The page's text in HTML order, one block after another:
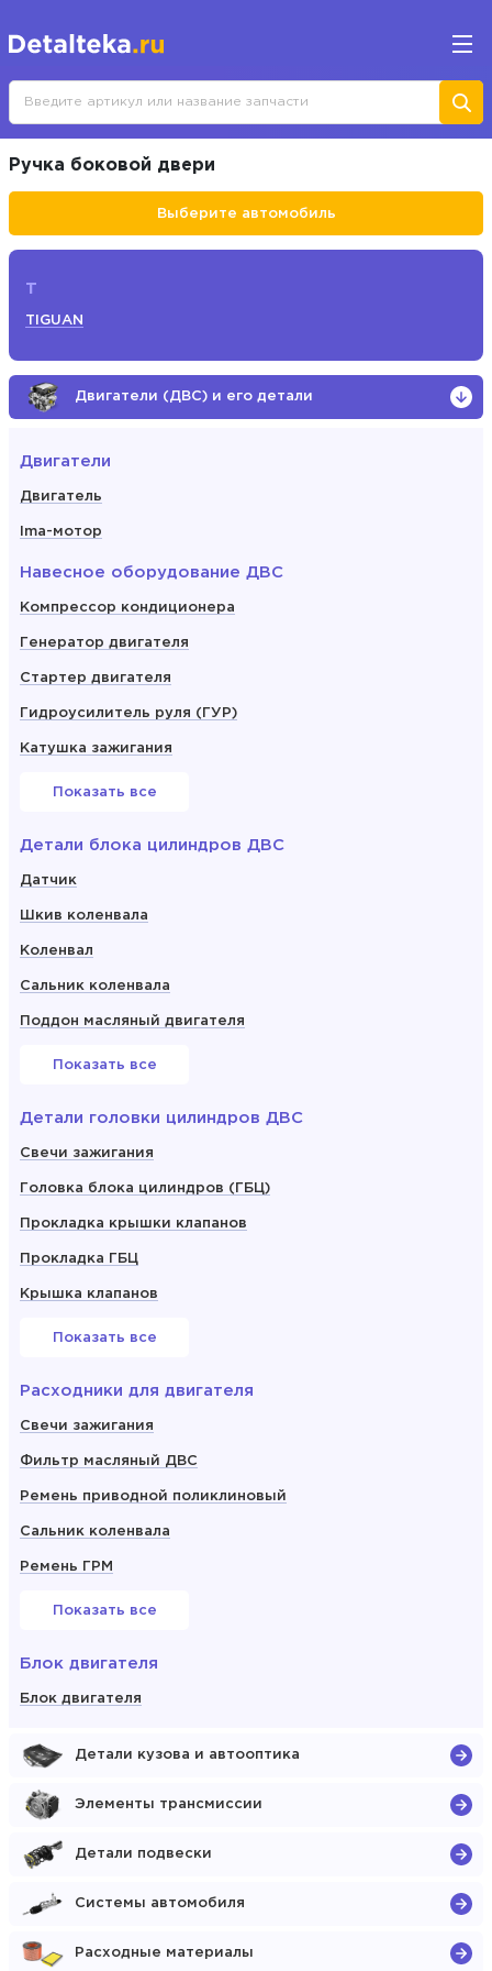
Ручка боковой двери
Выберите автомобиль
T
TIGUAN
Двигатели (ДВС) и его детали
Двигатели
Двигатель
Ima-мотор
Навесное оборудование ДВС
Компрессор кондиционера
Генератор двигателя
Стартер двигателя
Гидроусилитель руля (ГУР)
Катушка зажигания
Показать все
Детали блока цилиндров ДВС
Датчик
Шкив коленвала
Коленвал
Сальник коленвала
Поддон масляный двигателя
Показать все
Детали головки цилиндров ДВС
Свечи зажигания
Головка блока цилиндров (ГБЦ)
Прокладка крышки клапанов
Прокладка ГБЦ
Крышка клапанов
Показать все
Расходники для двигателя
Свечи зажигания
Фильтр масляный ДВС
Ремень приводной поликлиновый
Сальник коленвала
Ремень ГРМ
Показать все
Блок двигателя
Блок двигателя
Детали кузова и автооптика
Элементы трансмиссии
Детали подвески
Системы автомобиля
Расходные материалы